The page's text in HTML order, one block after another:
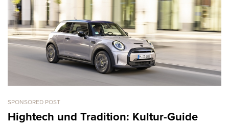
SPONSORED POST
Hightech und Tradition: Kultur-Guide